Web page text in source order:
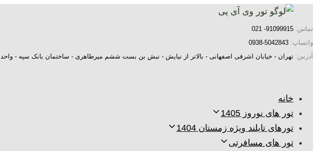
لینک
ها
به
ناوبری
اولیه
محتوا
تماس: 91099915- 021
واتساپ: 5042843-0938
آدرس: تهران - خیابان اشرفی اصفهانی - بالاتر از نیایش - نبش بن بست ششم میرطاهری - ساختمان بانک سپه - واحد 4
خانه
تور های نوروز 1405
تورهای تایلند ویژه زمستان 1404
تور های مسافرتی